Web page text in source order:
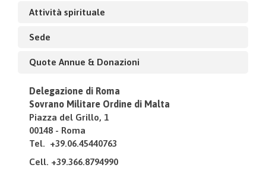
Attività spirituale
Sede
Quote Annue & Donazioni
Delegazione di Roma
Sovrano Militare Ordine di Malta
Piazza del Grillo, 1
00148 - Roma
Tel. +39.06.45440763
Cell. +39.366.8794990